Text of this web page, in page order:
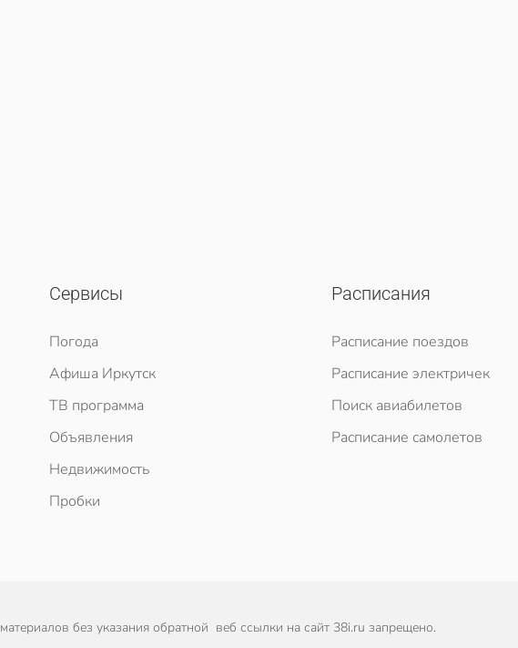
Сервисы
Погода
Афиша Иркутск
ТВ программа
Объявления
Недвижимость
Пробки
Расписания
Расписание поездов
Расписание электричек
Поиск авиабилетов
Расписание самолетов
без указания обратной веб ссылки на сайт 38i.ru запрещено.